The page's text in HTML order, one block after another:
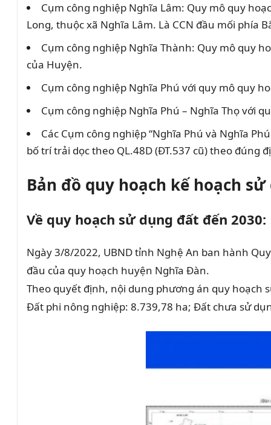
Cụm công nghiệp Nghĩa Lâm: Quy mô quy
Long, thuộc xã Nghĩa Lâm. Là CCN đầu mối phía
Cụm công nghiệp Nghĩa Thành: Quy mô quy
của Huyện.
Cụm công nghiệp Nghĩa Phú với quy mô quy
Cụm công nghiệp Nghĩa Phú – Nghĩa Thọ với
Các Cụm công nghiệp “Nghĩa Phú và Nghĩa
bố trí trải dọc theo QL.48D (ĐT.537 cũ) theo đúng
Bản đồ quy hoạch kế hoạch
Về quy hoạch sử dụng đất đến 2030:
Ngày 3/8/2022, UBND tỉnh Nghệ An ban hành
đầu của quy hoạch huyện Nghĩa Đàn.
Theo quyết định, nội dung phương án quy hoạch
Đất phi nông nghiệp: 8.739,78 ha; Đất chưa sử